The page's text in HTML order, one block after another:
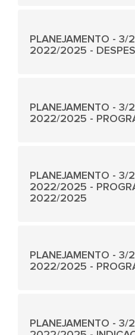
PLANEJAMENTO - 3/
2022/2025 -
PLANEJAMENTO - 3/
2022/2025 -
PLANEJAMENTO - 3/
2022/2025 -
2022/2025
PLANEJAMENTO - 3/
2022/2025 -
PLANEJAMENTO - 3/